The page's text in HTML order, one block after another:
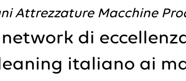
Attrezzature Macchine
di
italiano ai